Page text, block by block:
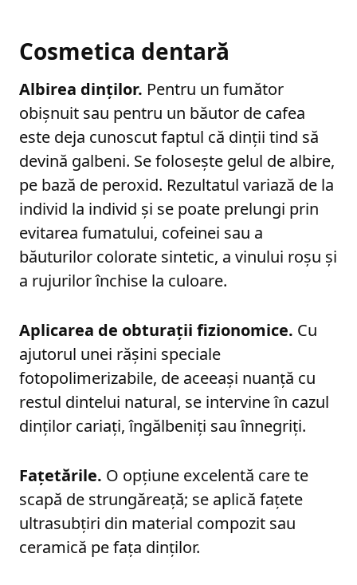
Cosmetica dentară
Albirea dinților. Pentru un fumător
obișnuit sau pentru un băutor de cafea
este deja cunoscut faptul că dinții tind să
devină galbeni. Se folosește gelul de albire,
pe bază de peroxid. Rezultatul variază de la
individ la individ și se poate prelungi prin
evitarea fumatului, cofeinei sau a
băuturilor colorate sintetic, a vinului roșu și
a rujurilor închise la culoare.
Aplicarea de obturații fizionomice. Cu
ajutorul unei rășini speciale
fotopolimerizabile, de aceeași nuanță cu
restul dintelui natural, se intervine în cazul
dinților cariați, îngălbeniți sau înnegriți.
Fațetările. O opțiune excelentă care te
scapă de strungăreață; se aplică fațete
ultrasubțiri din material compozit sau
ceramică pe fața dinților.